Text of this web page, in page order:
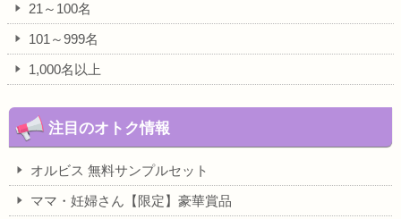
21～100名
101～999名
1,000名以上
注目のオトク情報
オルビス 無料サンプルセット
ママ・妊婦さん【限定】豪華賞品